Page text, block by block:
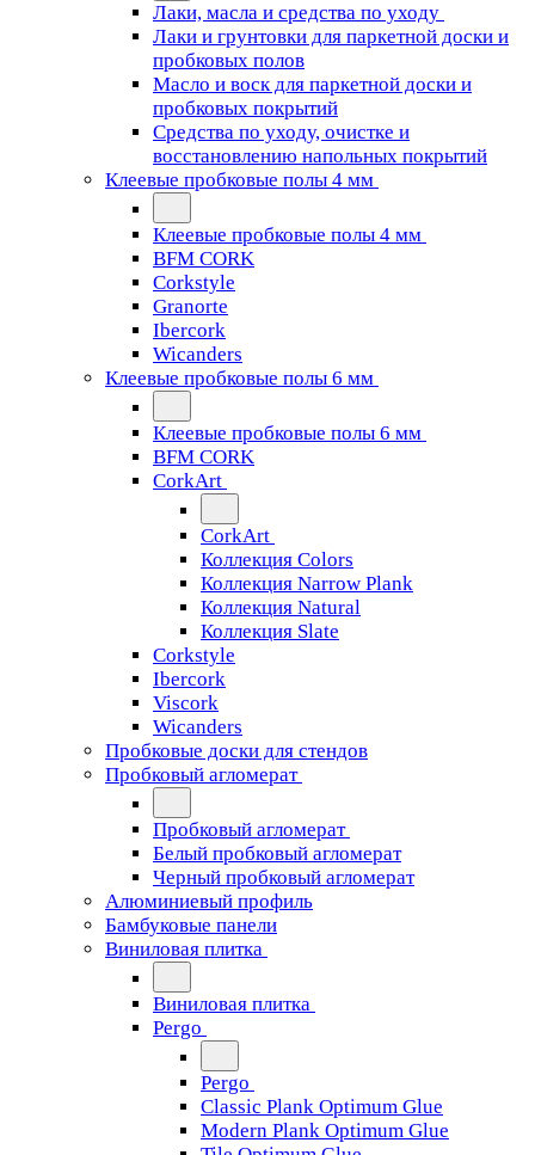
Лаки, масла и средства по уходу
Лаки и грунтовки для паркетной доски и
пробковых полов
Масло и воск для паркетной доски и
пробковых покрытий
Средства по уходу, очистке и
восстановлению напольных покрытий
Клеевые пробковые полы 4 мм
Клеевые пробковые полы 4 мм
BFM CORK
Corkstyle
Granorte
Ibercork
Wicanders
Клеевые пробковые полы 6 мм
Клеевые пробковые полы 6 мм
BFM CORK
CorkArt
CorkArt
Коллекция Colors
Коллекция Narrow Plank
Коллекция Natural
Коллекция Slate
Corkstyle
Ibercork
Viscork
Wicanders
Пробковые доски для стендов
Пробковый агломерат
Пробковый агломерат
Белый пробковый агломерат
Черный пробковый агломерат
Алюминиевый профиль
Бамбуковые панели
Виниловая плитка
Виниловая плитка
Pergo
Pergo
Classic Plank Optimum Glue
Modern Plank Optimum Glue